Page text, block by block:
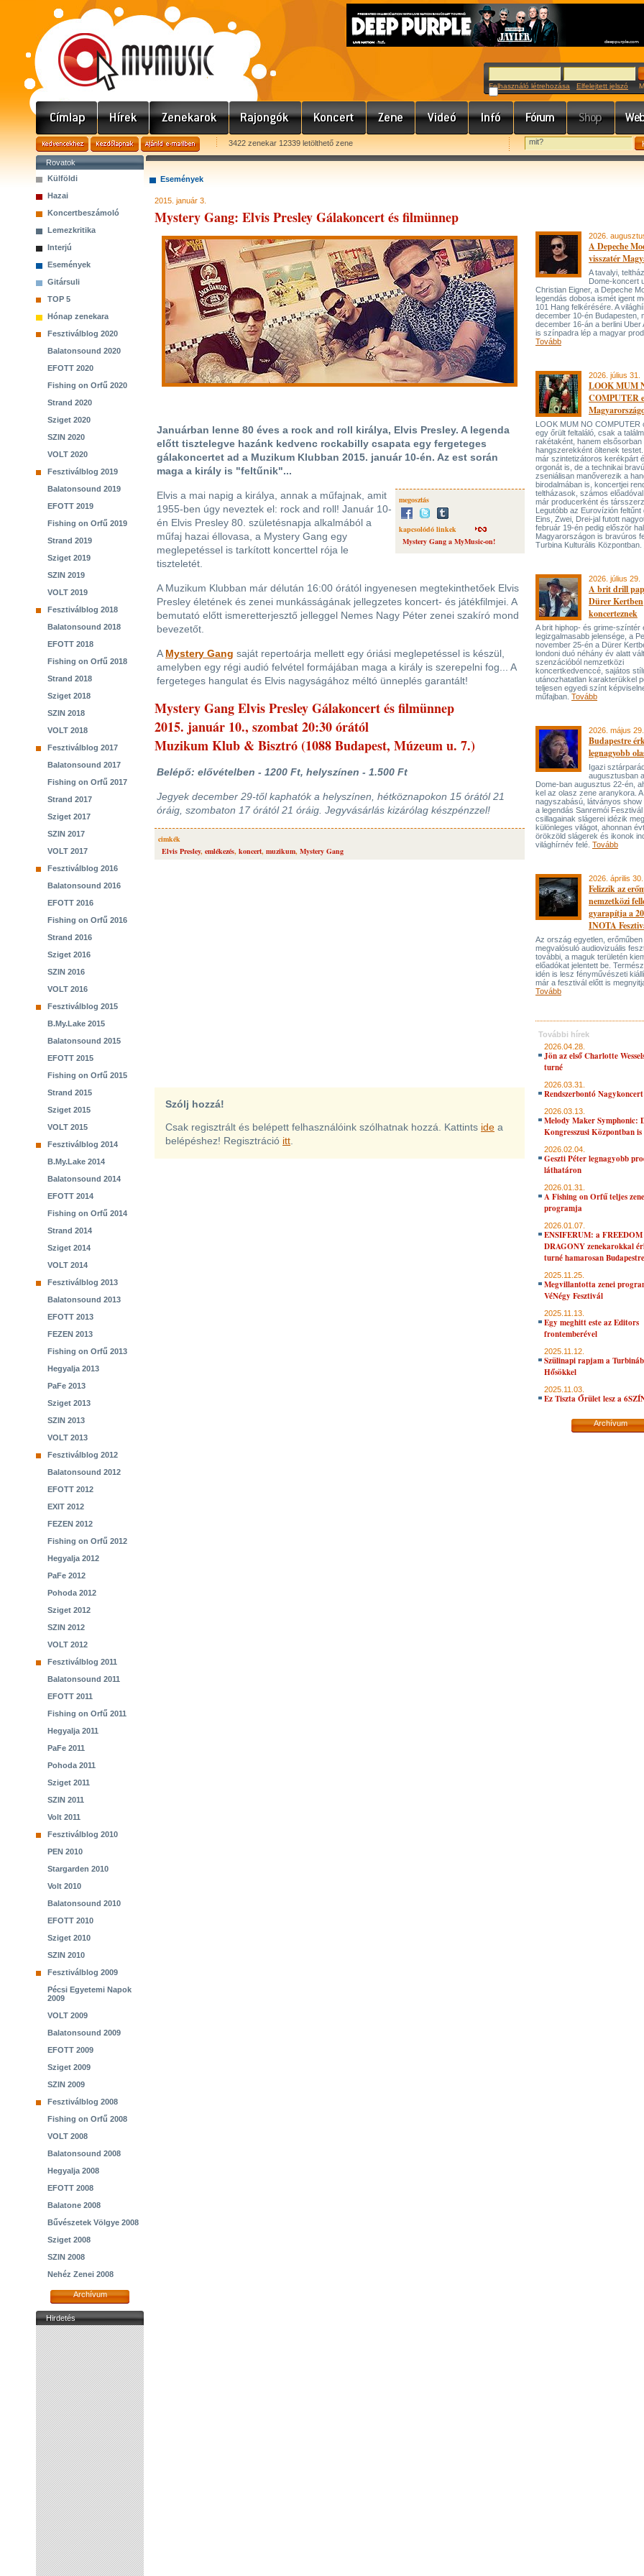
Felhasználó létrehozása Elfelejtett jelszó
3422 zenekar 12339 letölthető zene
Rovatok
Külföldi
Hazai
Koncertbeszámoló
Lemezkritika
Interjú
Események
Gitársuli
TOP 5
Hónap zenekara
Fesztiválblog 2020
Balatonsound 2020
EFOTT 2020
Fishing on Orfű 2020
Strand 2020
Sziget 2020
SZIN 2020
VOLT 2020
Fesztiválblog 2019
Balatonsound 2019
EFOTT 2019
Fishing on Orfű 2019
Strand 2019
Sziget 2019
SZIN 2019
VOLT 2019
Fesztiválblog 2018
Balatonsound 2018
EFOTT 2018
Fishing on Orfű 2018
Strand 2018
Sziget 2018
SZIN 2018
VOLT 2018
Fesztiválblog 2017
Balatonsound 2017
Fishing on Orfű 2017
Strand 2017
Sziget 2017
SZIN 2017
VOLT 2017
Fesztiválblog 2016
Balatonsound 2016
EFOTT 2016
Fishing on Orfű 2016
Strand 2016
Sziget 2016
SZIN 2016
VOLT 2016
Fesztiválblog 2015
B.My.Lake 2015
Balatonsound 2015
EFOTT 2015
Fishing on Orfű 2015
Strand 2015
Sziget 2015
VOLT 2015
Fesztiválblog 2014
B.My.Lake 2014
Balatonsound 2014
EFOTT 2014
Fishing on Orfű 2014
Strand 2014
Sziget 2014
VOLT 2014
Fesztiválblog 2013
Balatonsound 2013
EFOTT 2013
FEZEN 2013
Fishing on Orfű 2013
Hegyalja 2013
PaFe 2013
Sziget 2013
SZIN 2013
VOLT 2013
Fesztiválblog 2012
Balatonsound 2012
EFOTT 2012
EXIT 2012
FEZEN 2012
Fishing on Orfű 2012
Hegyalja 2012
PaFe 2012
Pohoda 2012
Sziget 2012
SZIN 2012
VOLT 2012
Fesztiválblog 2011
Balatonsound 2011
EFOTT 2011
Fishing on Orfű 2011
Hegyalja 2011
PaFe 2011
Pohoda 2011
Sziget 2011
SZIN 2011
Volt 2011
Fesztiválblog 2010
PEN 2010
Stargarden 2010
Volt 2010
Balatonsound 2010
EFOTT 2010
Sziget 2010
SZIN 2010
Fesztiválblog 2009
Pécsi Egyetemi Napok
2009
VOLT 2009
Balatonsound 2009
EFOTT 2009
Sziget 2009
SZIN 2009
Fesztiválblog 2008
Fishing on Orfű 2008
VOLT 2008
Balatonsound 2008
Hegyalja 2008
EFOTT 2008
Balatone 2008
Bűvészetek Völgye 2008
Sziget 2008
SZIN 2008
Nehéz Zenei 2008
Archívum
Hirdetés
Események
2015. január 3.
Mystery Gang: Elvis Presley Gálakoncert és filmünnep
Januárban lenne 80 éves a rock and roll királya, Elvis Presley. A legenda
előtt tisztelegve hazánk kedvenc rockabilly csapata egy fergeteges
gálakoncertet ad a Muzikum Klubban 2015. január 10-én. Az est során
maga a király is "feltűnik"...
megosztás
kapcsolódó linkek
Mystery Gang a MyMusic-on!
Elvis a mai napig a királya, annak a műfajnak, amit
1955-ben úgy neveztek el: rock and roll! Január 10-
én Elvis Presley 80. születésnapja alkalmából a
műfaj hazai éllovasa, a Mystery Gang egy
meglepetéssel is tarkított koncerttel rója le
tiszteletét.
A Muzikum Klubban már délután 16:00 órától ingyenesen megtekinthetőek Elvis
Presley életének és zenei munkásságának jellegzetes koncert- és játékfilmjei. A
bemutató előtt ismeretterjesztő jelleggel Nemes Nagy Péter zenei szakíró mond
bevezetőt.
A Mystery Gang saját repertoárja mellett egy óriási meglepetéssel is készül,
amelyben egy régi audió felvétel formájában maga a király is szerepelni fog... A
fergeteges hangulat és Elvis nagyságához méltó ünneplés garantált!
Mystery Gang Elvis Presley Gálakoncert és filmünnep
2015. január 10., szombat 20:30 órától
Muzikum Klub & Bisztró (1088 Budapest, Múzeum u. 7.)
Belépő: elővételben - 1200 Ft, helyszínen - 1.500 Ft
Jegyek december 29-től kaphatók a helyszínen, hétköznapokon 15 órától 21
óráig, szombaton 17 órától 21 óráig. Jegyvásárlás kizárólag készpénzzel!
cimkék
Elvis Presley, emlékezés, koncert, muzikum, Mystery Gang
Szólj hozzá!
Csak regisztrált és belépett felhasználóink szólhatnak hozzá. Kattints ide a
belépéshez! Regisztráció itt
2026.
A Depeche
visszatér
A tavalyi,
Dome-koncert
Christian Eigner, a Depeche
legendás dobosa ismét igent
101 Hang felkérésére. A
december 10-én Budapesten,
december 16-án a berlini Uber
is színpadra lép a magyar
Tovább
2026. július 31.
LOOK MUM
COMPUTER
LOOK MUM NO COMPUTER
egy őrült feltaláló, csak a
rakétaként, hanem elsősorban
hangszerekként öltenek
már szintetizátoros kerékpárt
orgonát is, de a technikai
zseniálisan manőverezik a
birodalmában is, koncertjei
teltházasok, számos
már producerként és
Legutóbb az Eurovízión feltűnt
Eins, Zwei, Drei-jal futott
február 19-én pedig először
Magyarországon is bravúros
Turbina Kulturális Központban.
2026. július 29.
A brit drill
Dürer Kertben
koncerteznek
A brit hiphop- és grime-színtér
legizgalmasabb jelensége, a
november 25-én a Dürer
londoni duó néhány év alatt
szenzációból nemzetközi
koncertkedvenccé, sajátos
utánozhatatlan karakterükkel
teljesen egyedi színt
műfajban. Tovább
2026. május 29.
Budapestre
legnagyobb
Igazi
augusztusban
Dome-ban augusztus 22-én,
kel az olasz zene aranykora. A
nagyszabású, látványos show
a legendás Sanremói Fesztivál
csillagainak slágerei idézik
különleges világot, ahonnan
örökzöld slágerek és ikonok
világhírnév felé. Tovább
2026. április 30.
Felizzik az
nemzetközi
gyarapítja a
INOTA
Az ország egyetlen, erőműben
megvalósuló audiovizuális
további, a maguk területén
előadókat jelentett be.
idén is lesz fényművészeti
már a fesztivál előtt is
Tovább
További hírek
2026.04.28.
Jön az első Charlotte
turné
2026.03.31.
Rendszerbontó Nagykoncert
2026.03.13.
Melody Maker Symphonic:
Kongresszusi Központban is
2026.02.04.
Geszti Péter legnagyobb
láthatáron
2026.01.31.
A Fishing on Orfű teljes
programja
2026.01.07.
ENSIFERUM: a
DRAGONY zenekarokkal
turné hamarosan Budapestre
2025.11.25.
Megvillantotta zenei
VéNégy Fesztivál
2025.11.13.
Egy meghitt este az Editors
frontemberével
2025.11.12.
Szülinapi rapjam a
Hősökkel
2025.11.03.
Ez Tiszta Őrület lesz a
Archívum